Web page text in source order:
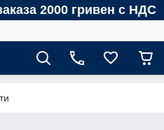
2000 гривен с НДС